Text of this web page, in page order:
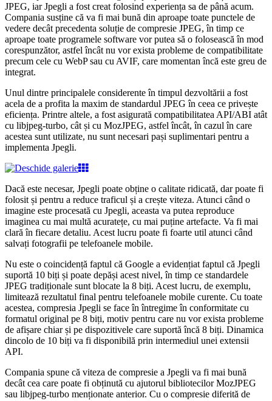
JPEG, iar Jpegli a fost creat folosind experiența sa de până acum.
Compania susține că va fi mai bună din aproape toate punctele de
vedere decât precedenta soluție de compresie JPEG, în timp ce
aproape toate programele software vor putea să o folosească în mod
corespunzător, astfel încât nu vor exista probleme de compatibilitate
precum cele cu WebP sau cu AVIF, care momentan încă este greu de
integrat.
Unul dintre principalele considerente în timpul dezvoltării a fost
acela de a profita la maxim de standardul JPEG în ceea ce privește
eficiența. Printre altele, a fost asigurată compatibilitatea API/ABI atât
cu libjpeg-turbo, cât și cu MozJPEG, astfel încât, în cazul în care
acestea sunt utilizate, nu sunt necesari pași suplimentari pentru a
implementa Jpegli.
Dacă este necesar, Jpegli poate obține o calitate ridicată, dar poate fi
folosit și pentru a reduce traficul și a crește viteza. Atunci când o
imagine este procesată cu Jpegli, aceasta va putea reproduce
imaginea cu mai multă acuratețe, cu mai puține artefacte. Va fi mai
clară în fiecare detaliu. Acest lucru poate fi foarte util atunci când
salvați fotografii pe telefoanele mobile.
Nu este o coincidență faptul că Google a evidențiat faptul că Jpegli
suportă 10 biți și poate depăși acest nivel, în timp ce standardele
JPEG tradiționale sunt blocate la 8 biți. Acest lucru, de exemplu,
limitează rezultatul final pentru telefoanele mobile curente. Cu toate
acestea, compresia Jpegli se face în întregime în conformitate cu
formatul original pe 8 biți, motiv pentru care nu vor exista probleme
de afișare chiar și pe dispozitivele care suportă încă 8 biți. Dinamica
dincolo de 10 biți va fi disponibilă prin intermediul unei extensii
API.
Compania spune că viteza de compresie a Jpegli va fi mai bună
decât cea care poate fi obținută cu ajutorul bibliotecilor MozJPEG
sau libjpeg-turbo menționate anterior. Cu o compresie diferită de